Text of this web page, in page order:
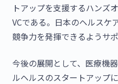
トアップを支援するハンズ
VCである。日本のヘルスケ
競争力を発揮できるようサ
今後の展開として、医療機
ルヘルスのスタートアップ